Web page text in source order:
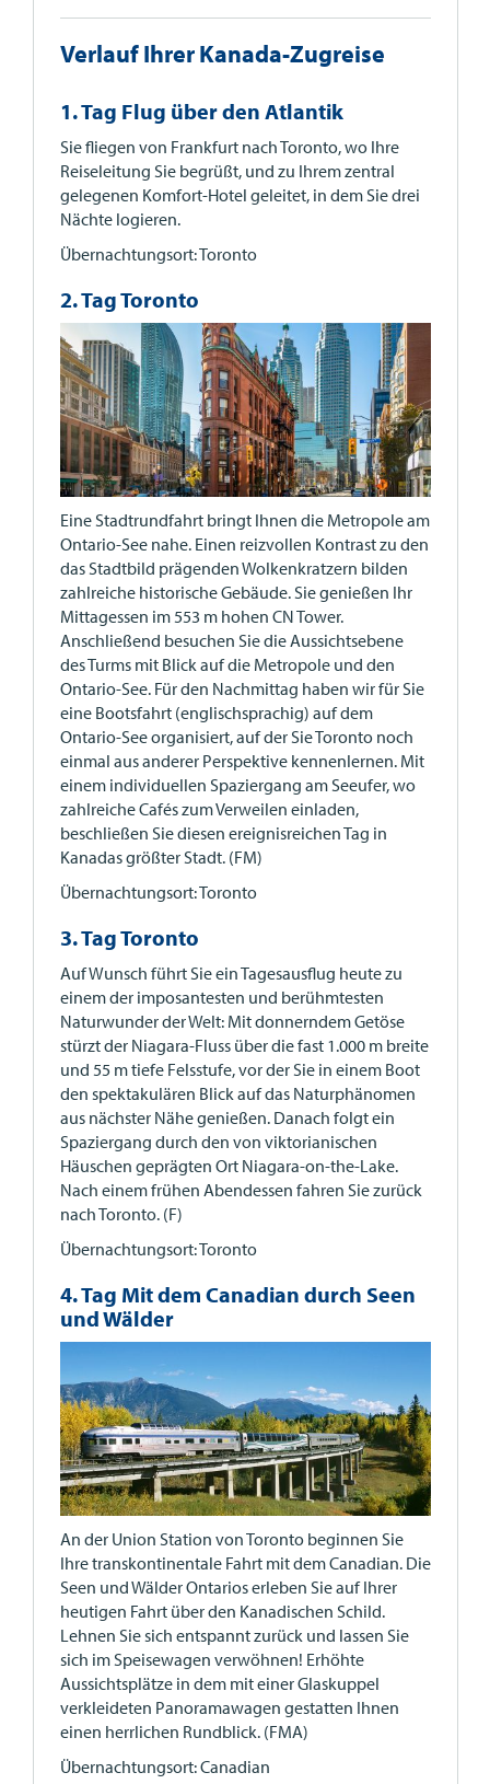
Verlauf Ihrer Kanada-Zugreise
1. Tag Flug über den Atlantik
Sie fliegen von Frankfurt nach Toronto, wo Ihre
Reiseleitung Sie begrüßt, und zu Ihrem zentral
gelegenen Komfort-Hotel geleitet, in dem Sie drei
Nächte logieren.
Übernachtungsort: Toronto
2. Tag Toronto
Eine Stadtrundfahrt bringt Ihnen die Metropole am
Ontario-See nahe. Einen reizvollen Kontrast zu den
das Stadtbild prägenden Wolkenkratzern bilden
zahlreiche historische Gebäude. Sie genießen Ihr
Mittagessen im 553 m hohen CN Tower.
Anschließend besuchen Sie die Aussichtsebene
des Turms mit Blick auf die Metropole und den
Ontario-See. Für den Nachmittag haben wir für Sie
eine Bootsfahrt (englischsprachig) auf dem
Ontario-See organisiert, auf der Sie Toronto noch
einmal aus anderer Perspektive kennenlernen. Mit
einem individuellen Spaziergang am Seeufer, wo
zahlreiche Cafés zum Verweilen einladen,
beschließen Sie diesen ereignisreichen Tag in
Kanadas größter Stadt. (FM)
Übernachtungsort: Toronto
3. Tag Toronto
Auf Wunsch führt Sie ein Tagesausflug heute zu
einem der imposantesten und berühmtesten
Naturwunder der Welt: Mit donnerndem Getöse
stürzt der Niagara-Fluss über die fast 1.000 m breite
und 55 m tiefe Felsstufe, vor der Sie in einem Boot
den spektakulären Blick auf das Naturphänomen
aus nächster Nähe genießen. Danach folgt ein
Spaziergang durch den von viktorianischen
Häuschen geprägten Ort Niagara-on-the-Lake.
Nach einem frühen Abendessen fahren Sie zurück
nach Toronto. (F)
Übernachtungsort: Toronto
4. Tag Mit dem Canadian durch Seen
und Wälder
An der Union Station von Toronto beginnen Sie
Ihre transkontinentale Fahrt mit dem Canadian. Die
Seen und Wälder Ontarios erleben Sie auf Ihrer
heutigen Fahrt über den Kanadischen Schild.
Lehnen Sie sich entspannt zurück und lassen Sie
sich im Speisewagen verwöhnen! Erhöhte
Aussichtsplätze in dem mit einer Glaskuppel
verkleideten Panoramawagen gestatten Ihnen
einen herrlichen Rundblick. (FMA)
Übernachtungsort: Canadian